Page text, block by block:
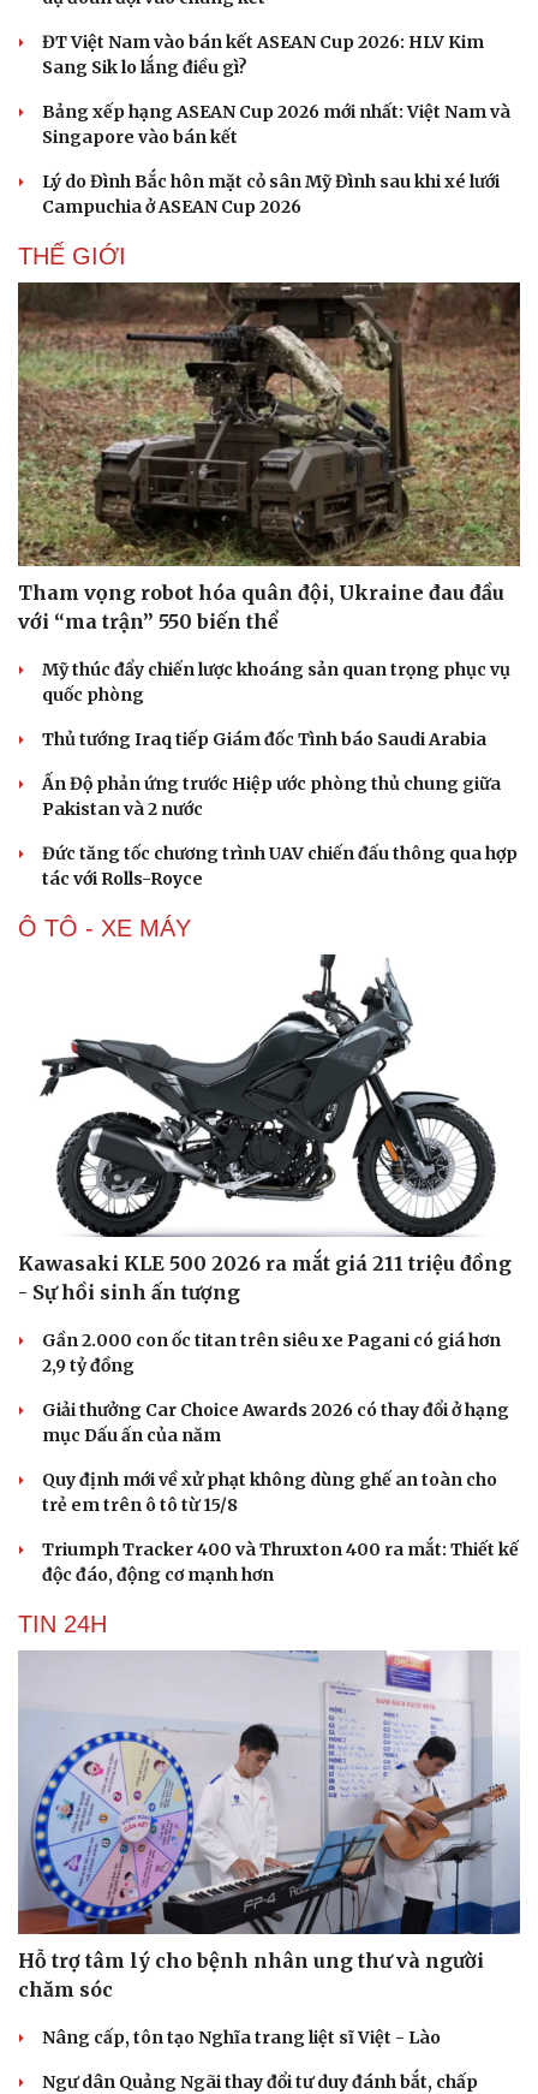
check-in
Podcast
Câu chuyện thời sự
Đọc truyện đêm khuya
Cửa sổ tình yêu
Kể chuyện cho bé
Hạt giống tâm hồn
ĐT Việt Nam vào bán kết ASEAN Cup 2026: HLV Kim
Sang Sik lo lắng điều gì?
Bảng xếp hạng ASEAN Cup 2026 mới nhất: Việt Nam và
Singapore vào bán kết
Lý do Đình Bắc hôn mặt cỏ sân Mỹ Đình sau khi xé lưới
Campuchia ở ASEAN Cup 2026
THẾ GIỚI
Tham vọng robot hóa quân đội, Ukraine đau đầu
với “ma trận” 550 biến thể
Mỹ thúc đẩy chiến lược khoáng sản quan trọng phục vụ
quốc phòng
Thủ tướng Iraq tiếp Giám đốc Tình báo Saudi Arabia
Ấn Độ phản ứng trước Hiệp ước phòng thủ chung giữa
Pakistan và 2 nước
Đức tăng tốc chương trình UAV chiến đấu thông qua hợp
tác với Rolls-Royce
Ô TÔ - XE MÁY
Kawasaki KLE 500 2026 ra mắt giá 211 triệu đồng
- Sự hồi sinh ấn tượng
Gần 2.000 con ốc titan trên siêu xe Pagani có giá hơn
2,9 tỷ đồng
Giải thưởng Car Choice Awards 2026 có thay đổi ở hạng
mục Dấu ấn của năm
Quy định mới về xử phạt không dùng ghế an toàn cho
trẻ em trên ô tô từ 15/8
Triumph Tracker 400 và Thruxton 400 ra mắt: Thiết kế
độc đáo, động cơ mạnh hơn
TIN 24H
Hỗ trợ tâm lý cho bệnh nhân ung thư và người
chăm sóc
Nâng cấp, tôn tạo Nghĩa trang liệt sĩ Việt - Lào
Ngư dân Quảng Ngãi thay đổi tư duy đánh bắt, chấp